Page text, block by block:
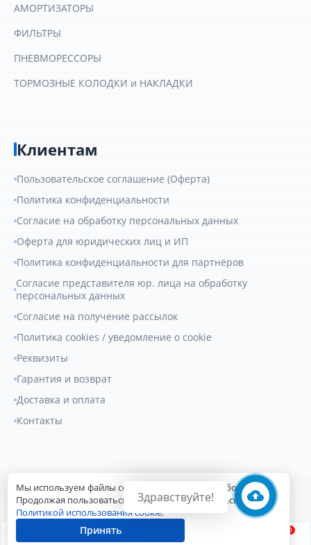
Здравствуйте!
0
АМОРТИЗАТОРЫ
ФИЛЬТРЫ
ПНЕВМОРЕССОРЫ
ТОРМОЗНЫЕ КОЛОДКИ и НАКЛАДКИ
Клиентам
Пользовательское соглашение (Оферта)
Политика конфиденциальности
Согласие на обработку персональных данных
Оферта для юридических лиц и ИП
Политика конфиденциальности для партнёров
Согласие представителя юр. лица на обработку
персональных данных
Согласие на получение рассылок
Политика cookies / уведомление о cookie
Реквизиты
Гарантия и возврат
Доставка и оплата
Контакты
© 2007-2026Геркулес Трак. Все права защищены.
Сайт разработан Digital-агентством
Мы используем файлы cookie для улучшения работы сайта.
Продолжая пользоваться сайтом, вы соглашаетесь с
Политикой использования cookie.
Принять